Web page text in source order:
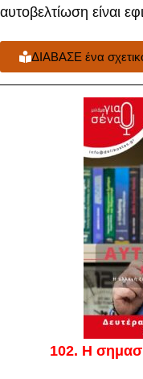
αυτοβελτίωση είναι
ΔΙΑΒΑΣΕ ένα
102. Η